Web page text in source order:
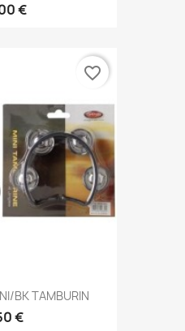
€
BK TAMBURIN
€
favorite_border